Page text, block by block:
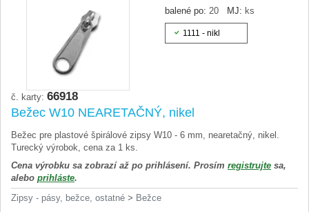
balené po: 20 MJ: ks
1111 - nikl
č. karty: 66918
Bežec W10 NEARETAČNÝ, nikel
Bežec pre plastové špirálové zipsy W10 - 6 mm, nearetačný, nikel.
Turecký výrobok, cena za 1 ks.
Cena výrobku sa zobrazí až po prihlásení. Prosím registrujte sa,
alebo prihláste.
Zipsy - pásy, bežce, ostatné > Bežce